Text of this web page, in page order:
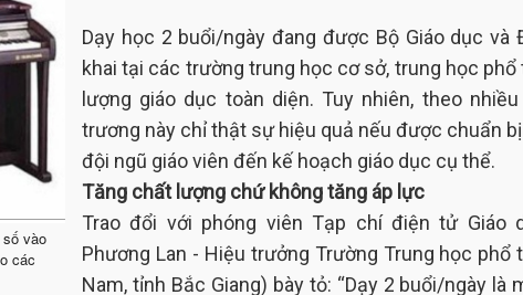
vào
các
Dạy học 2 buổi/ngày đang được Bộ Giáo dục và
khai tại các trường trung học cơ sở, trung học
lượng giáo dục toàn diện. Tuy nhiên, theo
trương này chỉ thật sự hiệu quả nếu được chuẩn
đội ngũ giáo viên đến kế hoạch giáo dục cụ thể.
Tăng chất lượng chứ không tăng áp lực
Trao đổi với phóng viên Tạp chí điện tử Giáo
Phương Lan - Hiệu trưởng Trường Trung học phổ
Nam, tỉnh Bắc Giang) bày tỏ: “Dạy 2 buổi/ngày